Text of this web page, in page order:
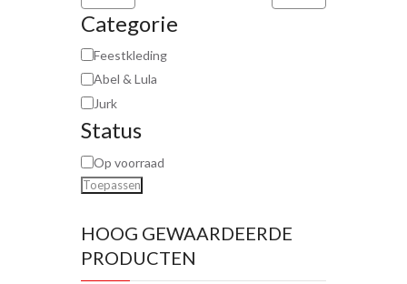
Categorie
Feestkleding
Abel & Lula
Jurk
Status
Op voorraad
Toepassen
HOOG GEWAARDEERDE
PRODUCTEN